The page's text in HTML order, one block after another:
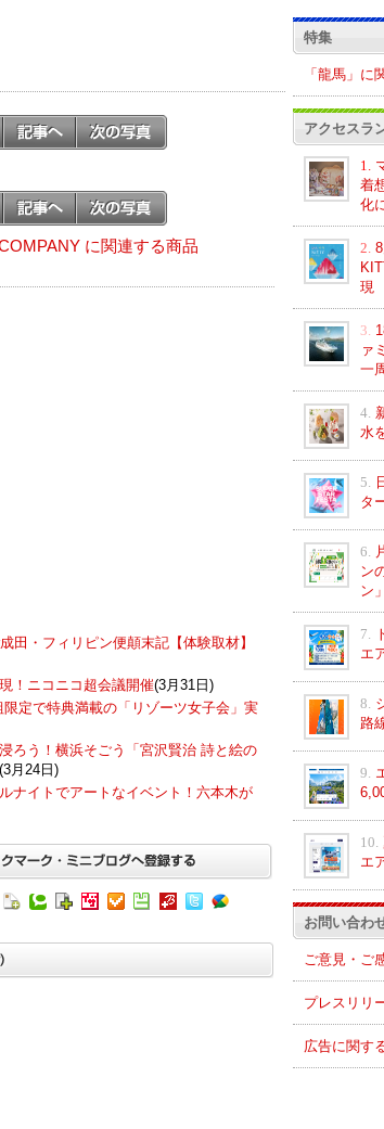
に関連する商品
田・フィリピン便顛末記【体験取材】
！ニコニコ超会議開催(3月31日)
限定で特典満載の「リゾーツ女子会」実
ろう！横浜そごう「宮沢賢治 詩と絵の
(3月24日)
ナイトでアートなイベント！六本木が
特集
「龍馬」に
アクセスラ
1.
着
化
2.
現
3.
ァ
一
4.
水
5.
タ
6.
ン
ン」
7.
エ
8.
路
9.
10.
エ
お問い合わ
ご意見・ご
プレスリリ
広告に関す